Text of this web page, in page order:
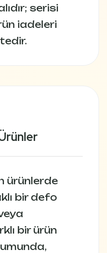
serisi
iadeleri
ürünlerde
bir defo
bir ürün